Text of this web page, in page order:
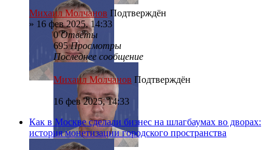
Михаил Молчанов Подтверждён
» 16 фев 2025, 14:33
0Ответы
695Просмотры
Последнее сообщение
Михаил Молчанов Подтверждён
16 фев 2025, 14:33
Как в Москве сделали бизнес на шлагбаумах во дворах:
история монетизации городского пространства